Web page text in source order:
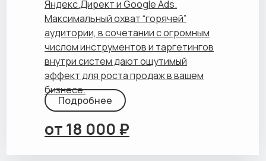
от 18 000 ₽
Яндекс.Директ и Google Ads.
Максимальный охват “горячей”
аудитории, в сочетании с огромным
числом инструментов и таргетингов
внутри систем дают ощутимый
эффект для роста продаж в вашем
бизнесе.
Подробнее